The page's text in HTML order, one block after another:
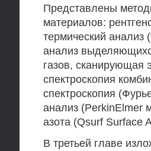
Представлены
материалов:
термический анализ
анализ
газов, сканирующая
спектроскопия
спектроскопия
анализ (PerkinElmer
азота (Qsurf Surface
В третьей главе